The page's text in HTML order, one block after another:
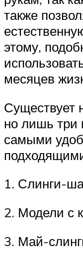
также
этому,
месяцев
Существует
но лишь три
самыми
1. Слинги-
2. Модели с
3. Май-